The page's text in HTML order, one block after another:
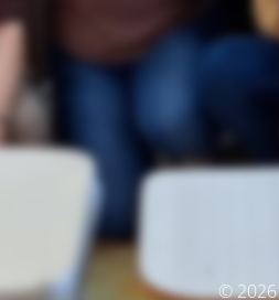
© 2026